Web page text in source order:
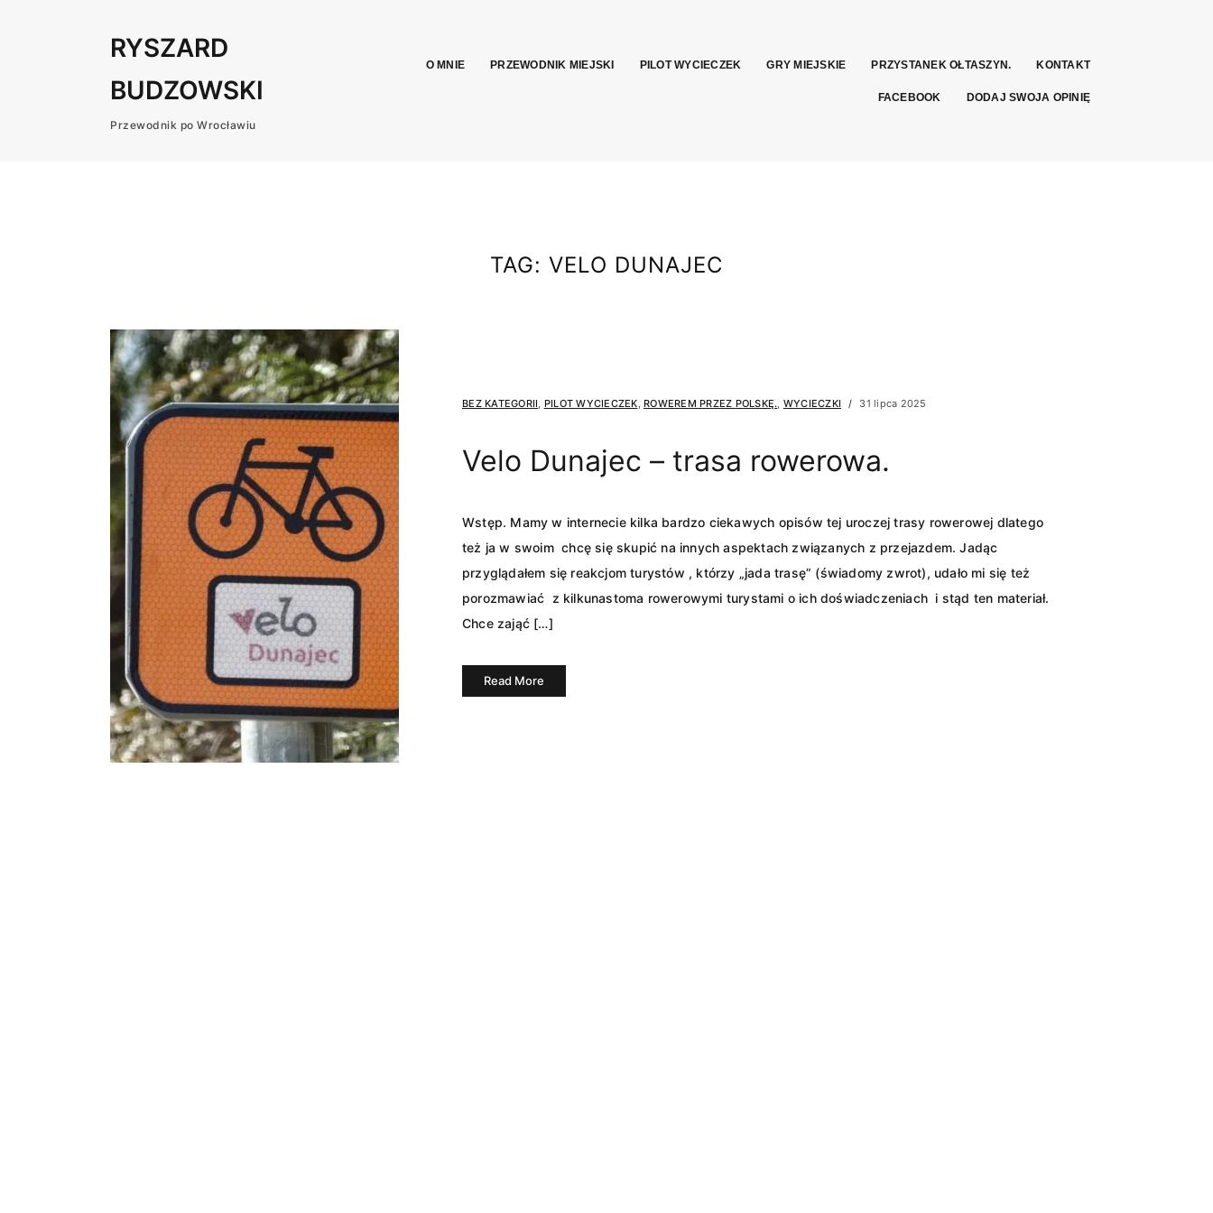
RYSZARD
BUDZOWSKI
Przewodnik po Wrocławiu
O MNIE PRZEWODNIK MIEJSKI PILOT WYCIECZEK GRY MIEJSKIE PRZYSTANEK OŁTASZYN. KONTAKT
FACEBOOK DODAJ SWOJA OPINIĘ
TAG: VELO DUNAJEC
BEZ KATEGORII, PILOT WYCIECZEK, ROWEREM PRZEZ POLSKĘ., WYCIECZKI 31 lipca 2025
Velo Dunajec – trasa rowerowa.
Wstęp. Mamy w internecie kilka bardzo ciekawych opisów tej uroczej trasy rowerowej dlatego
też ja w swoim chcę się skupić na innych aspektach związanych z przejazdem. Jadąc
przyglądałem się reakcjom turystów , którzy „jada trasę” (świadomy zwrot), udało mi się też
porozmawiać z kilkunastoma rowerowymi turystami o ich doświadczeniach i stąd ten materiał.
Chce zająć […]
Read More